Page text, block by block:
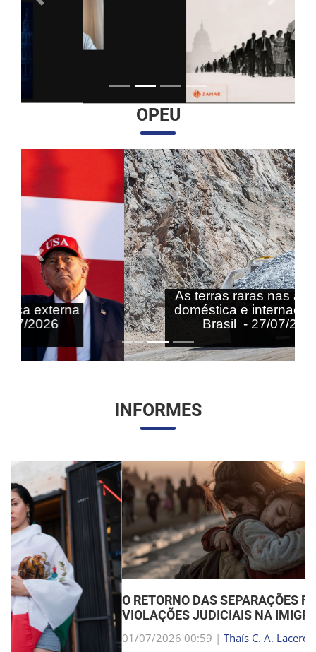
Anterior
OPEU
As terras raras nas agendas
doméstica e internacional do
Brasil - 27/07/2026
Anterior Próximo
INFORMES
O RETORNO DAS SEPARAÇÕES FAMILIARES:
VIOLAÇÕES JUDICIAIS NA IMIGRAÇÃO DOS EUA
01/07/2026 00:59 | Thaís C. A. Lacerda
Anterior